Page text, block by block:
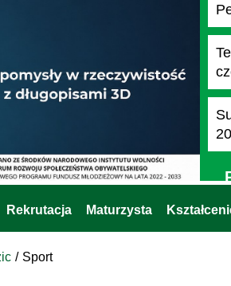
Rekrutacja Maturzysta
Sport